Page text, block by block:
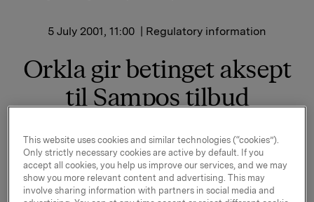
5 July 2001, 11:00 | Regulatory information
Orkla gir betinget aksept
til Sampos tilbud
næringsliv, og dermed også Orkla, vil være best tjent
med at det finnes noen store og sterke
finansinstitusjoner med hovedkontor og
privatdominert kjerneeierskap i Norge. En
This website uses cookies and similar technologies (“cookies”).
Only strictly necessary cookies are active by default. If you
accept all cookies, you help us improve our services, and we may
show you more relevant content and advertising. This may
involve sharing information with partners in social media and